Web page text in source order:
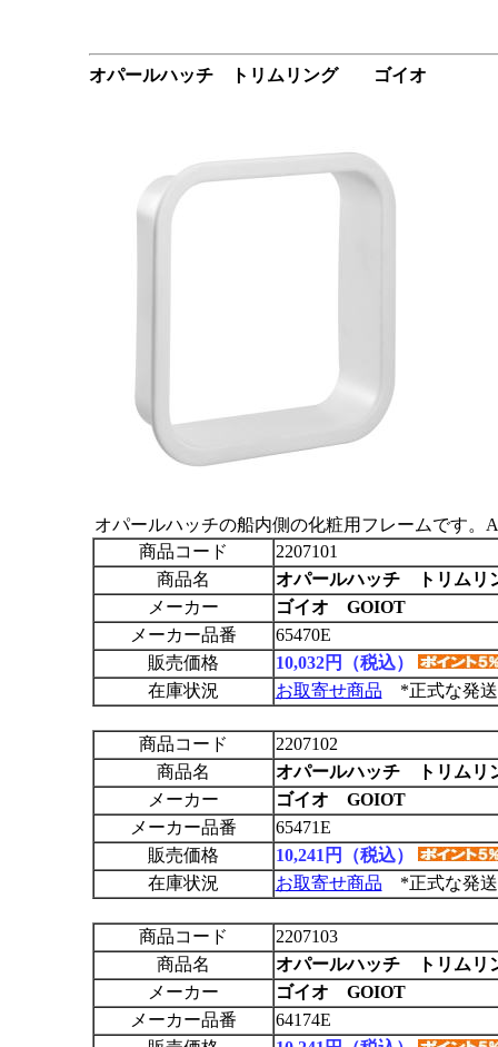
オパールハッチ トリムリング ゴイオ
オパールハッチの船内側の化粧用フレームです。
商品コード
2207101
商品名
オパールハッチ トリムリ
メーカー
ゴイオ GOIOT
メーカー品番
65470E
販売価格
10,032円（税込）
在庫状況
お取寄せ商品 *正式な発送
商品コード
2207102
商品名
オパールハッチ トリムリ
メーカー
ゴイオ GOIOT
メーカー品番
65471E
販売価格
10,241円（税込）
在庫状況
お取寄せ商品 *正式な発送
商品コード
2207103
商品名
オパールハッチ トリムリ
メーカー
ゴイオ GOIOT
メーカー品番
64174E